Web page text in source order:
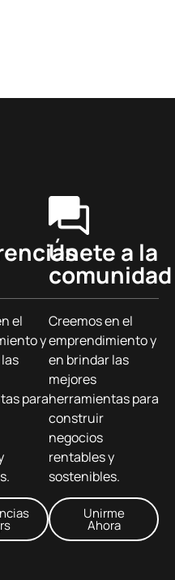
el
y
para
Únete a la
comunidad
Creemos en el
emprendimiento y
en brindar las
mejores
herramientas para
construir
negocios
rentables y
sostenibles.
Unirme
Ahora